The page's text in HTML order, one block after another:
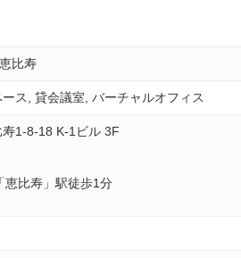
比寿
ス, 貸会議室, バーチャルオフィス
1-8-18 K-1ビル 3F
恵比寿」駅徒歩1分